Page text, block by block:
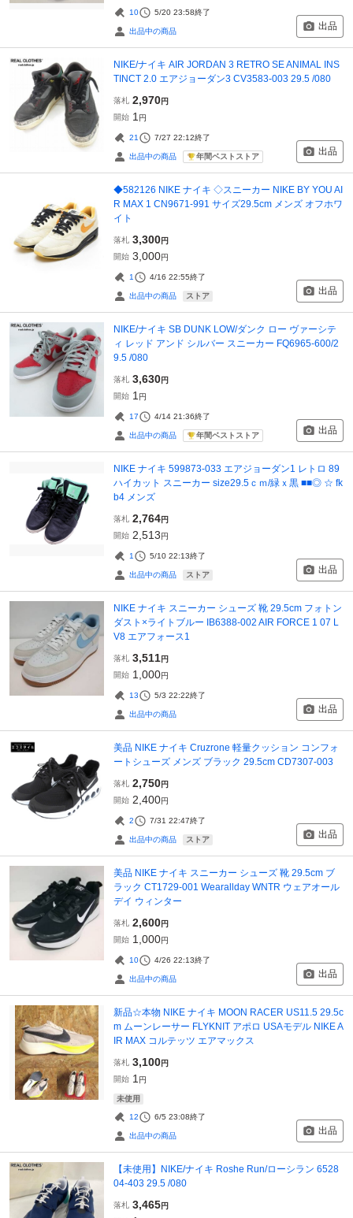
10 5/20 23:58終了
出品中の商品 出品
NIKE/ナイキ AIR JORDAN 3 RETRO SE ANIMAL INS
TINCT 2.0 エアジョーダン3 CV3583-003 29.5 /080
落札 2,970円
開始 1 円
21 7/27 22:12終了
出品中の商品 年間ベストストア 出品
◆582126 NIKE ナイキ ◇スニーカー NIKE BY YOU AI
R MAX 1 CN9671-991 サイズ29.5cm メンズ オフホワ
イト
落札 3,300円
開始 3,000円
1 4/16 22:55終了
出品中の商品 ストア 出品
NIKE/ナイキ SB DUNK LOW/ダンク ロー ヴァーシテ
ィ レッド アンド シルバー スニーカー FQ6965-600/2
9.5 /080
落札 3,630円
開始 1 円
17 4/14 21:36終了
出品中の商品 年間ベストストア 出品
NIKE ナイキ 599873-033 エアジョーダン1 レトロ 89
ハイカット スニーカー size29.5ｃｍ/緑ｘ黒 ■■◎ ☆ fk
b4 メンズ
落札 2,764円
開始 2,513円
1 5/10 22:13終了
出品中の商品 ストア 出品
NIKE ナイキ スニーカー シューズ 靴 29.5cm フォトン
ダスト×ライトブルー IB6388-002 AIR FORCE 1 07 L
V8 エアフォース1
落札 3,511円
開始 1,000円
13 5/3 22:22終了
出品中の商品 出品
美品 NIKE ナイキ Cruzrone 軽量クッション コンフォ
ートシューズ メンズ ブラック 29.5cm CD7307-003
落札 2,750円
開始 2,400円
2 7/31 22:47終了
出品中の商品 ストア 出品
美品 NIKE ナイキ スニーカー シューズ 靴 29.5cm ブ
ラック CT1729-001 Wearallday WNTR ウェアオール
デイ ウィンター
落札 2,600円
開始 1,000円
10 4/26 22:13終了
出品中の商品 出品
新品☆本物 NIKE ナイキ MOON RACER US11.5 29.5c
m ムーンレーサー FLYKNIT アポロ USAモデル NIKE A
IR MAX コルテッツ エアマックス
落札 3,100円
開始 1 円
未使用
12 6/5 23:08終了
出品中の商品 出品
【未使用】NIKE/ナイキ Roshe Run/ローシラン 6528
04-403 29.5 /080
落札 3,465円